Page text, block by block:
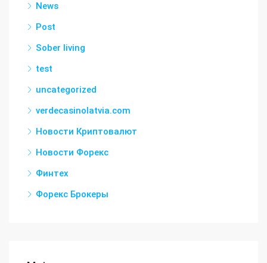
News
Post
Sober living
test
uncategorized
verdecasinolatvia.com
Новости Криптовалют
Новости Форекс
Финтех
Форекс Брокеры